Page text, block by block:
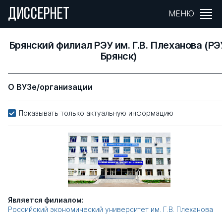
ДИССЕРНЕТ МЕНЮ
Брянский филиал РЭУ им. Г.В. Плеханова
Брянск)
О ВУЗе/организации
Показывать только актуальную информацию
Является филиалом:
Российский экономический университет им. Г.В. Плеханова